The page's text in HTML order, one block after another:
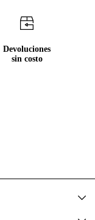
Devoluciones
sin costo